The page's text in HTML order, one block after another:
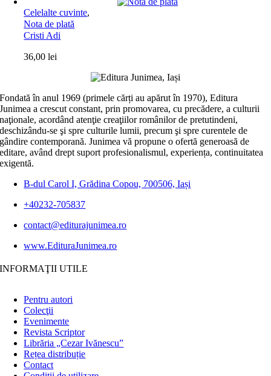
Celelalte cuvinte,
Nota de plată
Cristi Adi
36,00lei
Fondată în anul 1969 (primele cărți au apărut în 1970), Editura
Junimea a crescut constant, prin promovarea, cu precădere, a culturii
naţionale, acordând atenţie creaţiilor românilor de pretutindeni,
deschizându-se şi spre culturile lumii, precum şi spre curentele de
gândire contemporană. Junimea vă propune o ofertă generoasă de
editare, având drept suport profesionalismul, experiența, continuitatea
exigentă.
B-dul Carol I, Grădina Copou, 700506, Iași
+40232-705837
contact@editurajunimea.ro
www.EdituraJunimea.ro
INFORMAŢII UTILE
Pentru autori
Colecţii
Evenimente
Revista Scriptor
Librăria „Cezar Ivănescu”
Rețea distribuție
Contact